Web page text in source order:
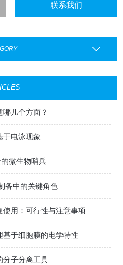
联系我们
几个方面？
于电泳现象
微生物哨兵
备中的关键角色
使用：可行性与注意事项
基于细胞膜的电学特性
分子分离工具